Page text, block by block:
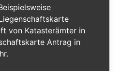
von Katasterämter in
Antrag in